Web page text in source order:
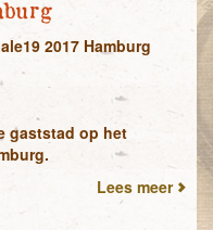
2017 Hamburg
gaststad op het
Lees meer